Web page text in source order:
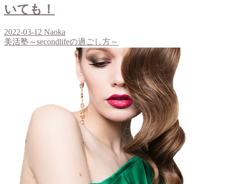
いても！
2022-03-12 Naoka
美活塾～secondlifeの過ごし方～